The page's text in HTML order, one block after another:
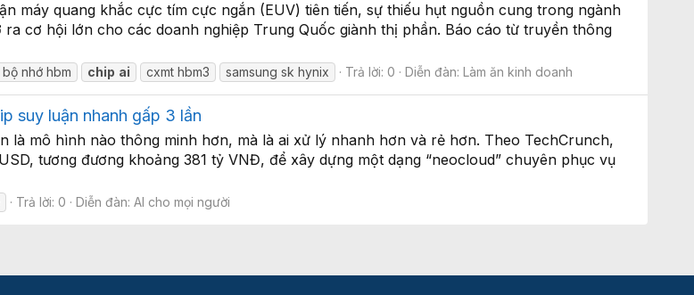
máy quang khắc cực tím cực ngắn (EUV) tiên tiến, sự thiếu hụt nguồn cung trong ngành
cơ hội lớn cho các doanh nghiệp Trung Quốc giành thị phần. Báo cáo từ truyền thông
bộ nhớ hbm chip ai cxmt hbm3 samsung sk hynix Trả lời: 0 Diễn đàn:Làm ăn kinh doanh
suy luận nhanh gấp 3 lần
mô hình nào thông minh hơn, mà là ai xử lý nhanh hơn và rẻ hơn. Theo TechCrunch,
tương đương khoảng 381 tỷ VNĐ, để xây dựng một dạng “neocloud” chuyên phục vụ
Trả lời: 0 Diễn đàn:AI cho mọi người